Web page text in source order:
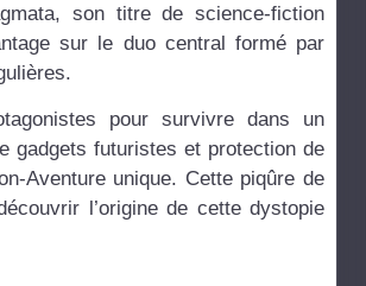
son titre de science-fiction
sur le duo central formé par
pour survivre dans un
gadgets futuristes et protection de
Aventure unique. Cette piqûre de
l’origine de cette dystopie